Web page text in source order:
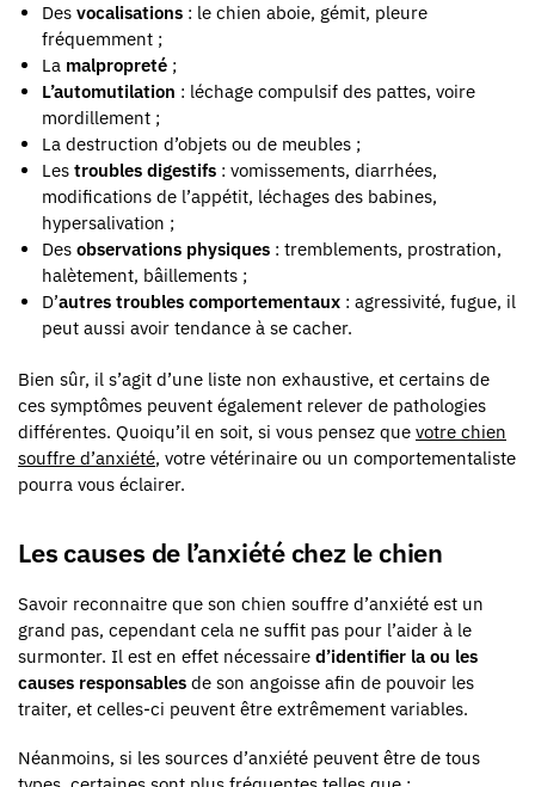
Des vocalisations : le chien aboie, gémit, pleure
fréquemment ;
La malpropreté ;
L’automutilation : léchage compulsif des pattes, voire
mordillement ;
La destruction d’objets ou de meubles ;
Les troubles digestifs : vomissements, diarrhées,
modifications de l’appétit, léchages des babines,
hypersalivation ;
Des observations physiques : tremblements, prostration,
halètement, bâillements ;
D’autres troubles comportementaux : agressivité, fugue, il
peut aussi avoir tendance à se cacher.
Bien sûr, il s’agit d’une liste non exhaustive, et certains de
ces symptômes peuvent également relever de pathologies
différentes. Quoiqu’il en soit, si vous pensez que votre chien
souffre d’anxiété, votre vétérinaire ou un comportementaliste
pourra vous éclairer.
Les causes de l’anxiété chez le chien
Savoir reconnaitre que son chien souffre d’anxiété est un
grand pas, cependant cela ne suffit pas pour l’aider à le
surmonter. Il est en effet nécessaire d’identifier la ou les
causes responsables de son angoisse afin de pouvoir les
traiter, et celles-ci peuvent être extrêmement variables.
Néanmoins, si les sources d’anxiété peuvent être de tous